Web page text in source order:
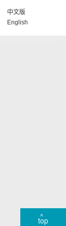
中文版
English
top